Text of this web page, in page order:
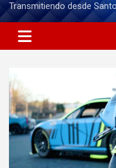
Transmitiendo desde